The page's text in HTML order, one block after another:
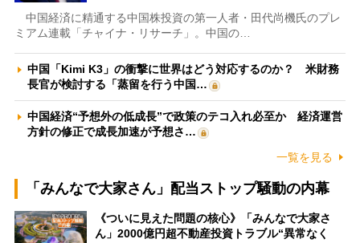
中国経済に精通する中国株投資の第一人者・田代尚機氏のプレ
ミアム連載「チャイナ・リサーチ」。中国の…
中国「Kimi K3」の衝撃に世界はどう対応するのか？ 米財務
長官が検討する「蒸留を行う中国…
中国経済“予想外の低成長”で政策のテコ入れ必至か 経済運営
方針の修正で成長加速が予想さ…
一覧を見る
「みんなで大家さん」配当ストップ騒動の内幕
《ついに見えた問題の核心》「みんなで大家さ
ん」2000億円超不動産投資トラブル“異常なく